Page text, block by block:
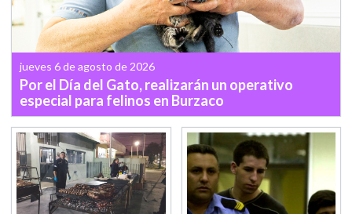
jueves 6 de agosto de 2026
Por el Día del Gato, realizarán un operativo
especial para felinos en Burzaco